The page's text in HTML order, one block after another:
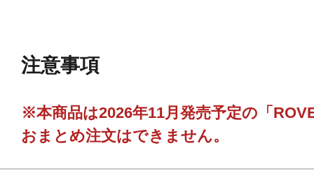
注意事項
※本商品は2026年11月発売予定の「
おまとめ注文はできません。